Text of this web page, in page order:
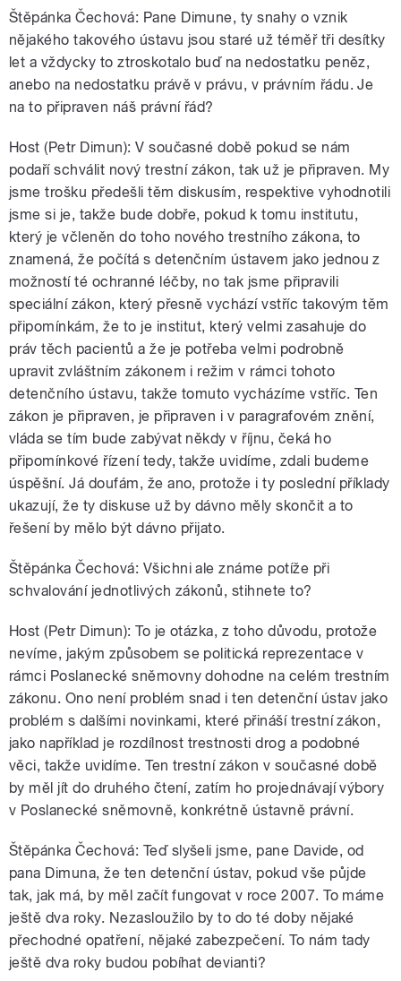
Štěpánka Čechová: Pane Dimune, ty snahy o vznik
nějakého takového ústavu jsou staré už téměř tři desítky
let a vždycky to ztroskotalo buď na nedostatku peněz,
anebo na nedostatku právě v právu, v právním řádu. Je
na to připraven náš právní řád?
Host (Petr Dimun): V současné době pokud se nám
podaří schválit nový trestní zákon, tak už je připraven. My
jsme trošku předešli těm diskusím, respektive vyhodnotili
jsme si je, takže bude dobře, pokud k tomu institutu,
který je včleněn do toho nového trestního zákona, to
znamená, že počítá s detenčním ústavem jako jednou z
možností té ochranné léčby, no tak jsme připravili
speciální zákon, který přesně vychází vstříc takovým těm
připomínkám, že to je institut, který velmi zasahuje do
práv těch pacientů a že je potřeba velmi podrobně
upravit zvláštním zákonem i režim v rámci tohoto
detenčního ústavu, takže tomuto vycházíme vstříc. Ten
zákon je připraven, je připraven i v paragrafovém znění,
vláda se tím bude zabývat někdy v říjnu, čeká ho
připomínkové řízení tedy, takže uvidíme, zdali budeme
úspěšní. Já doufám, že ano, protože i ty poslední příklady
ukazují, že ty diskuse už by dávno měly skončit a to
řešení by mělo být dávno přijato.
Štěpánka Čechová: Všichni ale známe potíže při
schvalování jednotlivých zákonů, stihnete to?
Host (Petr Dimun): To je otázka, z toho důvodu, protože
nevíme, jakým způsobem se politická reprezentace v
rámci Poslanecké sněmovny dohodne na celém trestním
zákonu. Ono není problém snad i ten detenční ústav jako
problém s dalšími novinkami, které přináší trestní zákon,
jako například je rozdílnost trestnosti drog a podobné
věci, takže uvidíme. Ten trestní zákon v současné době
by měl jít do druhého čtení, zatím ho projednávají výbory
v Poslanecké sněmovně, konkrétně ústavně právní.
Štěpánka Čechová: Teď slyšeli jsme, pane Davide, od
pana Dimuna, že ten detenční ústav, pokud vše půjde
tak, jak má, by měl začít fungovat v roce 2007. To máme
ještě dva roky. Nezasloužilo by to do té doby nějaké
přechodné opatření, nějaké zabezpečení. To nám tady
ještě dva roky budou pobíhat devianti?